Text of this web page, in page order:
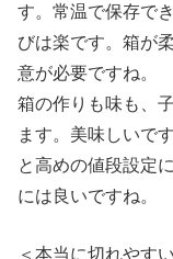
す。常温で保存で
びは楽です。箱が
意が必要ですね。
箱の作りも味も、
ます。美味しいで
と高めの値段設定
には良いですね。
＜本当に切れやす